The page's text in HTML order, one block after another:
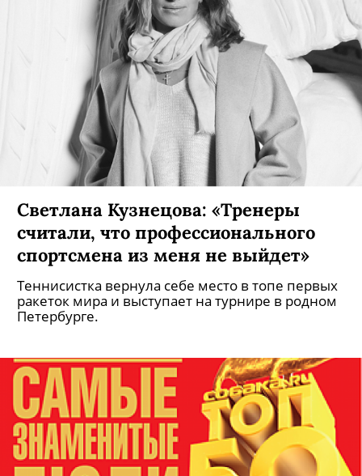
Светлана Кузнецова: «Тренеры
считали, что профессионального
спортсмена из меня не выйдет»
Теннисистка вернула себе место в топе первых
ракеток мира и выступает на турнире в родном
Петербурге.